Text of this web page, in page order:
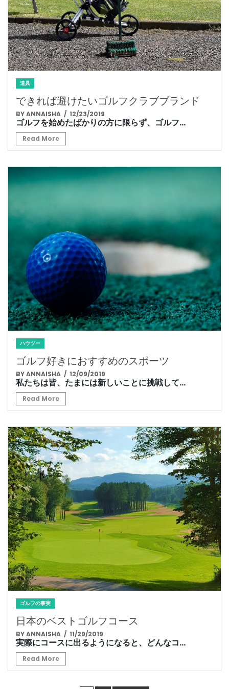
道具
できれば避けたいゴルフクラブブランド
BY ANNAISHA / 12/23/2019
ゴルフを始めたばかりの方に限らず、ゴルフ...
Read More
ハウツー
ゴルフ好きにおすすめのスポーツ
BY ANNAISHA / 12/09/2019
私たちは皆、たまには新しいことに挑戦して...
Read More
ゴルフの事実
日本のベストゴルフコース
BY ANNAISHA / 11/29/2019
実際にコースに出るようになると、どんなコ...
Read More